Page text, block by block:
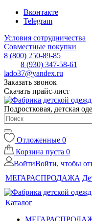
Вконтакте
Telegram
Условия сотрудничества
Совместные покупки
8 (800) 250-89-85
8 (930) 347-58-61
lado37@yandex.ru
Заказать звонок
Скачать прайс-лист
Подростковая, детская
Отложенные 0
Корзина пуста 0
ВойтиВойти, чтобы
МЕГАРАСПРОДАЖА
Каталог